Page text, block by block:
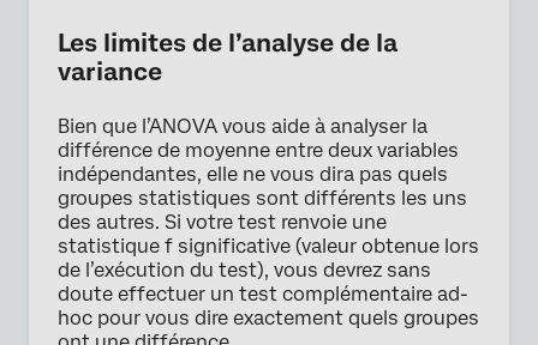
Les limites de l’analyse de la
variance
Bien que l’ANOVA vous aide à analyser la
différence de moyenne entre deux variables
indépendantes, elle ne vous dira pas quels
groupes statistiques sont différents les uns
des autres. Si votre test renvoie une
statistique f significative (valeur obtenue lors
de l’exécution du test), vous devrez sans
doute effectuer un test complémentaire ad-
hoc pour vous dire exactement quels groupes